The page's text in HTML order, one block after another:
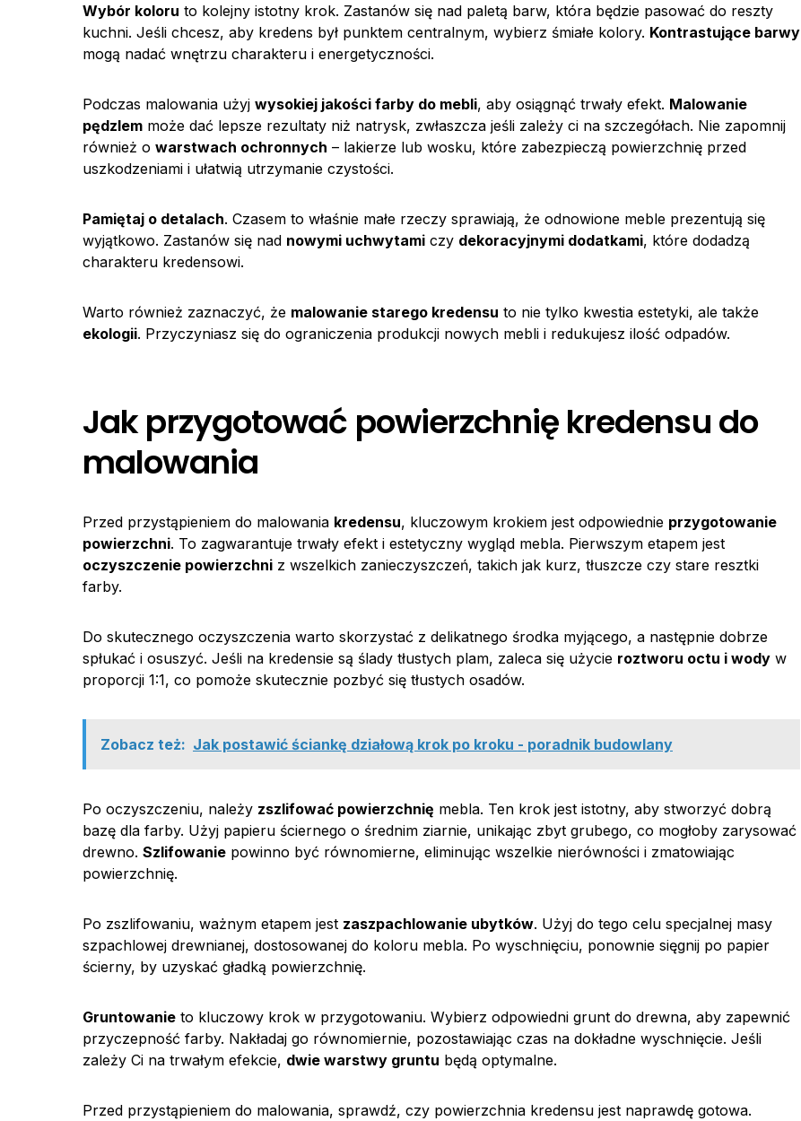
Wybór koloru to kolejny istotny krok. Zastanów się nad paletą barw, która będzie pasować do reszty
kuchni. Jeśli chcesz, aby kredens był punktem centralnym, wybierz śmiałe kolory. Kontrastujące barwy
mogą nadać wnętrzu charakteru i energetyczności.
Podczas malowania użyj wysokiej jakości farby do mebli, aby osiągnąć trwały efekt. Malowanie
pędzlem może dać lepsze rezultaty niż natrysk, zwłaszcza jeśli zależy ci na szczegółach. Nie zapomnij
również o warstwach ochronnych – lakierze lub wosku, które zabezpieczą powierzchnię przed
uszkodzeniami i ułatwią utrzymanie czystości.
Pamiętaj o detalach. Czasem to właśnie małe rzeczy sprawiają, że odnowione meble prezentują się
wyjątkowo. Zastanów się nad nowymi uchwytami czy dekoracyjnymi dodatkami, które dodadzą
charakteru kredensowi.
Warto również zaznaczyć, że malowanie starego kredensu to nie tylko kwestia estetyki, ale także
ekologii. Przyczyniasz się do ograniczenia produkcji nowych mebli i redukujesz ilość odpadów.
Jak przygotować powierzchnię kredensu do
malowania
Przed przystąpieniem do malowania kredensu, kluczowym krokiem jest odpowiednie przygotowanie
powierzchni. To zagwarantuje trwały efekt i estetyczny wygląd mebla. Pierwszym etapem jest
oczyszczenie powierzchni z wszelkich zanieczyszczeń, takich jak kurz, tłuszcze czy stare resztki
farby.
Do skutecznego oczyszczenia warto skorzystać z delikatnego środka myjącego, a następnie dobrze
spłukać i osuszyć. Jeśli na kredensie są ślady tłustych plam, zaleca się użycie roztworu octu i wody w
proporcji 1:1, co pomoże skutecznie pozbyć się tłustych osadów.
Zobacz też: Jak postawić ściankę działową krok po kroku - poradnik budowlany
Po oczyszczeniu, należy zszlifować powierzchnię mebla. Ten krok jest istotny, aby stworzyć dobrą
bazę dla farby. Użyj papieru ściernego o średnim ziarnie, unikając zbyt grubego, co mogłoby zarysować
drewno. Szlifowanie powinno być równomierne, eliminując wszelkie nierówności i zmatowiając
powierzchnię.
Po zszlifowaniu, ważnym etapem jest zaszpachlowanie ubytków. Użyj do tego celu specjalnej masy
szpachlowej drewnianej, dostosowanej do koloru mebla. Po wyschnięciu, ponownie sięgnij po papier
ścierny, by uzyskać gładką powierzchnię.
Gruntowanie to kluczowy krok w przygotowaniu. Wybierz odpowiedni grunt do drewna, aby zapewnić
przyczepność farby. Nakładaj go równomiernie, pozostawiając czas na dokładne wyschnięcie. Jeśli
zależy Ci na trwałym efekcie, dwie warstwy gruntu będą optymalne.
Przed przystąpieniem do malowania, sprawdź, czy powierzchnia kredensu jest naprawdę gotowa.